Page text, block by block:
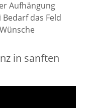
Aufhängung
das Feld
in sanften